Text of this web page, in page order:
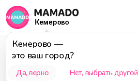
Кемерово
Кемерово —
это ваш город?
Да, верно Нет, выбрать другой
Новокузнецк